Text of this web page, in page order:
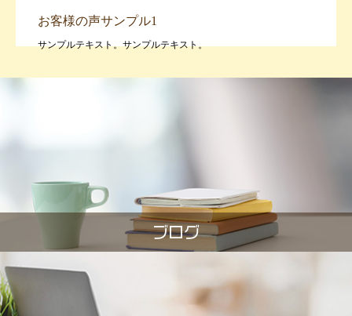
お客様の声サンプル1
サンプルテキスト。サンプルテキスト。
ブログ